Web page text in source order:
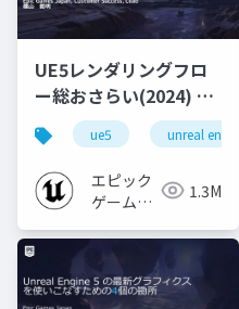
UE5レンダリングフロ
ー総おさらい(2024) 基
礎編！
[CEDEC+KYUSHU
2024]
ue5 unreal engine
エピック
ゲームズ
1.3M